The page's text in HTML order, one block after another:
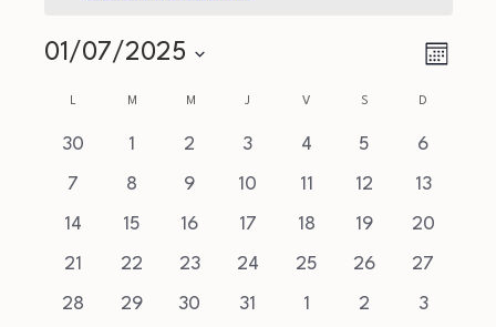
N
a
v
i
g
a
N
Mois
01/07/2025
date.
L M M MERCREDI
J V VENDREDI
S D
0
évènements
30
0
évènements
1
0
évènements
2
0
évènements
3
0
évènements
4
0
évènements
5
0
6
0
évènements
7
0
évènements
8
0
évènements
9
0
évènements
10
0
évènements
11
0
évènements
12
0
13
0
évènements
14
0
évènements
15
0
évènements
16
0
évènements
17
0
évènements
18
0
évènements
19
0
20
0
évènements
21
0
évènements
22
0
évènements
23
0
évènements
24
0
évènements
25
0
évènements
26
0
27
0
28
0
29
0
30
0
31
01
0
2
0
3